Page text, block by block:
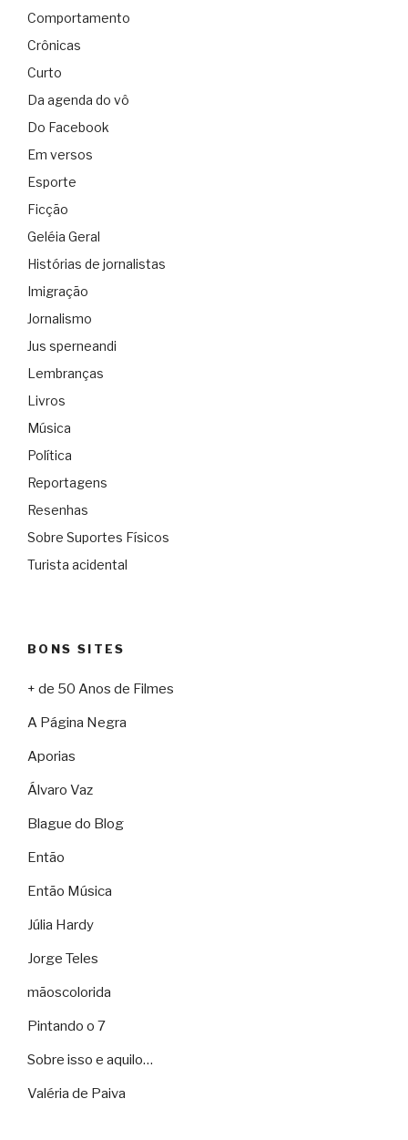
Comportamento
Crônicas
Curto
Da agenda do vô
Do Facebook
Em versos
Esporte
Ficção
Geléia Geral
Histórias de jornalistas
Imigração
Jornalismo
Jus sperneandi
Lembranças
Livros
Música
Política
Reportagens
Resenhas
Sobre Suportes Físicos
Turista acidental
BONS SITES
+ de 50 Anos de Filmes
A Página Negra
Aporias
Álvaro Vaz
Blague do Blog
Então
Então Música
Júlia Hardy
Jorge Teles
mãoscolorida
Pintando o 7
Sobre isso e aquilo…
Valéria de Paiva